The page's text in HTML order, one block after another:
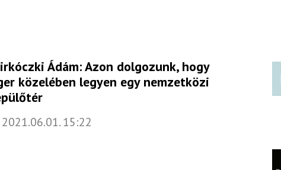
Ádám: Azon dolgozunk, hogy
közelében legyen egy nemzetközi
2021.06.01. 15:22